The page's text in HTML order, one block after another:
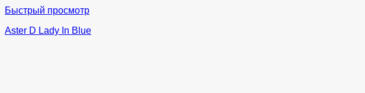
Быстрый просмотр
Aster D Lady In Blue